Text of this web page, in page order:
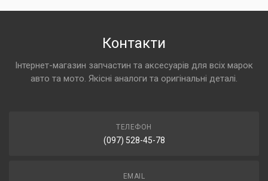
Контакти
Інтернет-магазин запчастин та аксесуарів для всіх марок
авто та мото. Якісні аналоги та оригінальні деталі.
ТЕЛЕФОН
(097) 528-45-78
EMAIL